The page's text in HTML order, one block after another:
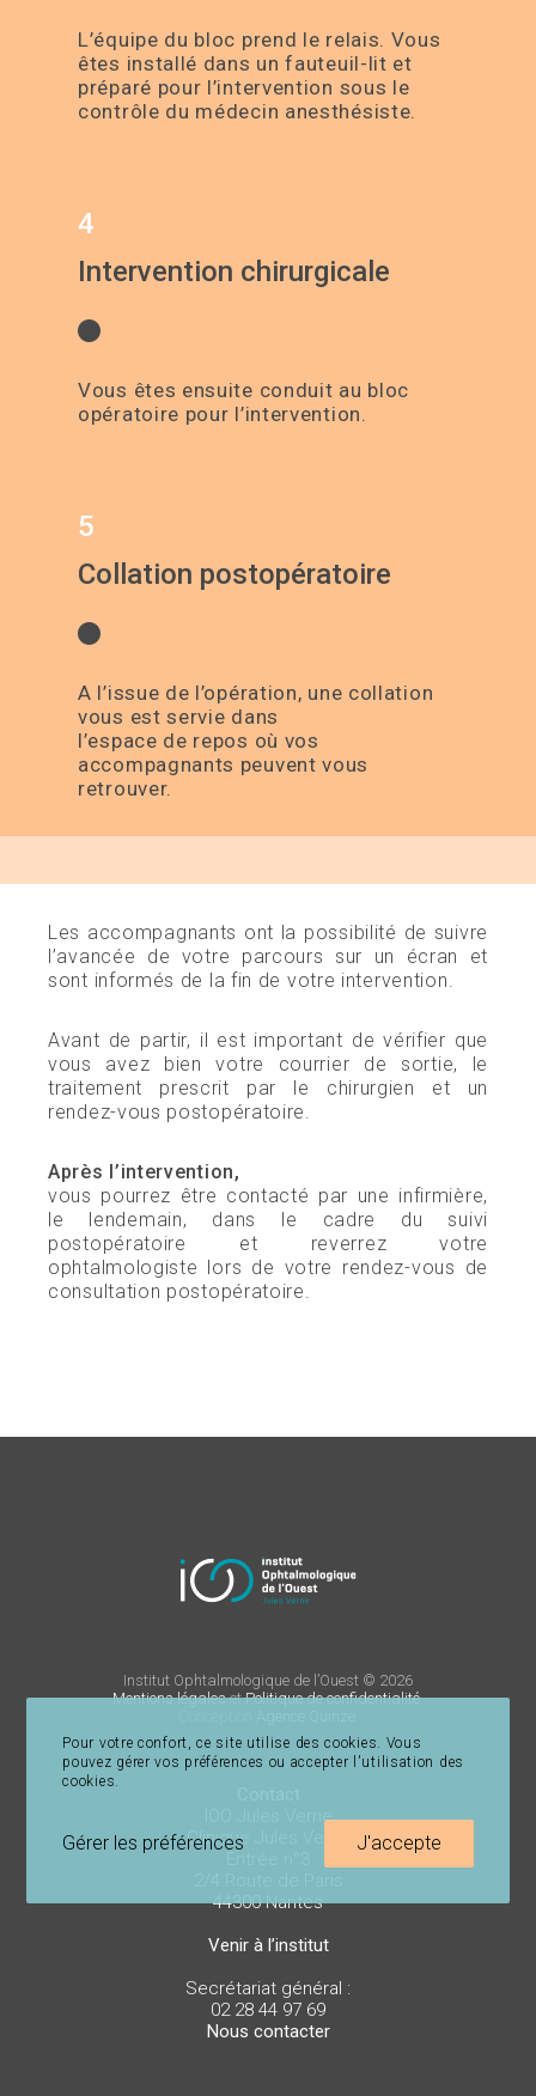
L’équipe du bloc prend le relais. Vous
êtes installé dans un fauteuil-lit et
préparé pour l’intervention sous le
contrôle du médecin anesthésiste.
4
Intervention chirurgicale
Vous êtes ensuite conduit au bloc
opératoire pour l’intervention.
5
Collation postopératoire
A l’issue de l’opération, une collation
vous est servie dans
l’espace de repos où vos
accompagnants peuvent vous
retrouver.
Les accompagnants ont la possibilité de suivre
l’avancée de votre parcours sur un écran et
sont informés de la fin de votre intervention.
Avant de partir, il est important de vérifier que
vous avez bien votre courrier de sortie, le
traitement prescrit par le chirurgien et un
rendez-vous postopératoire.
Après l’intervention,
vous pourrez être contacté par une infirmière,
le lendemain, dans le cadre du suivi
postopératoire et reverrez votre
ophtalmologiste lors de votre rendez-vous de
consultation postopératoire.
Institut Ophtalmologique de l’Ouest © 2026
Mentions légalesetPolitique de confidentialité.
IOO Jules Verne
Clinique Jules Verne
44300 Nantes
Venir à l’institut
Secrétariat général :
02 28 44 97 69
Nous contacter
Pour votre confort, ce site utilise des cookies. Vous
pouvez gérer vos préférences ou accepter l'utilisation des
cookies.
Gérer les préférences J'accepte